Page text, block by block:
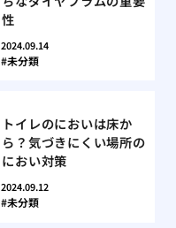
性
2024.09.14
未分類
トイレのにおいは床か
ら？気づきにくい場所の
におい対策
2024.09.12
未分類